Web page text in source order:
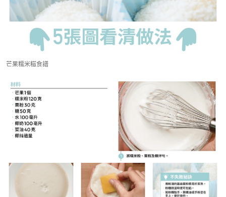
芒果糯米糍食譜